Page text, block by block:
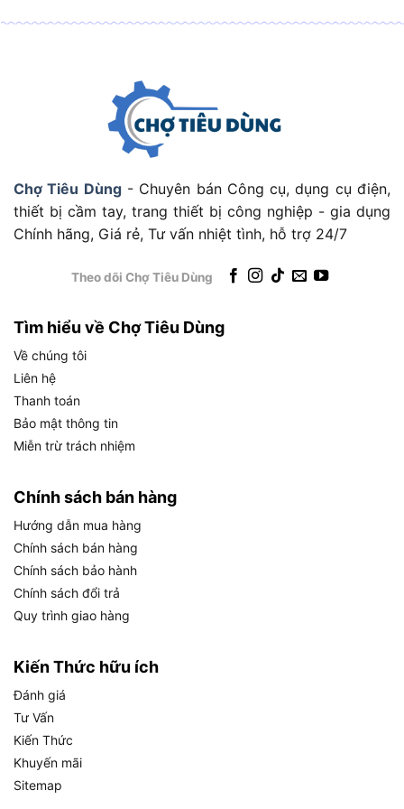
Bộ sạc đi kèm
DCB107 (sạc 7.2V đến 18V)
Xuất xứ thương hiệu
Bảng thông số trên cho thấy DCD796D2 được
trang bị đầy đủ các thông số quan trọng của một
theo, hai thông số được người dùng quan tâm
nhất là hệ thống pin 18V và lực siết 70Nm sẽ được
phân tích chi tiết hơn.
Hệ Thống Pin 18V Của DeWalt DCD796D2 Hoạt
Pin 18V XR Li-Ion 2.0Ah đi kèm trong bộ kit
DCD796D2 cung cấp đủ năng lượng cho khoảng
2 đến 3 giờ sử dụng liên tục với cường độ làm
việc trung bình
với toàn bộ hệ sinh thái công cụ DeWalt 18V XR
trên thị trường.
Hệ Thống Pin 18V Của DeWalt DCD796D2 Hoạt Động Như Thế Nào?
Cụ thể về hệ thống pin của DCD796D2, người
dùng cần nắm rõ ba khía cạnh quan trọng sau đây.
2.0Ah trong khoảng 45 đến 60 phút, tùy thuộc
vào nhiệt độ môi trường và mức pin còn lại. Với
bộ kit gồm 2 viên pin, người dùng có thể thay thế
luân phiên để đảm bảo công việc không bị gián
đoạn, một ưu điểm lớn trong điều kiện thi công
hiện trường liên tục.
Chợ Tiêu Dùng- Chuyên bán Công cụ, dụng cụ điện,
thiết bị cầm tay, trang thiết bị công nghiệp - gia dụng
Chính hãng, Giá rẻ, Tư vấn nhiệt tình, hỗ trợ 24/7
Theo dõi Chợ Tiêu Dùng
Tìm hiểu về Chợ Tiêu Dùng
Về chúng tôi
Liên hệ
Thanh toán
Bảo mật thông tin
Miễn trừ trách nhiệm
Chính sách bán hàng
Hướng dẫn mua hàng
Chính sách bán hàng
Chính sách bảo hành
Chính sách đổi trả
Quy trình giao hàng
Kiến Thức hữu ích
Đánh giá
Tư Vấn
Kiến Thức
Khuyến mãi
Sitemap